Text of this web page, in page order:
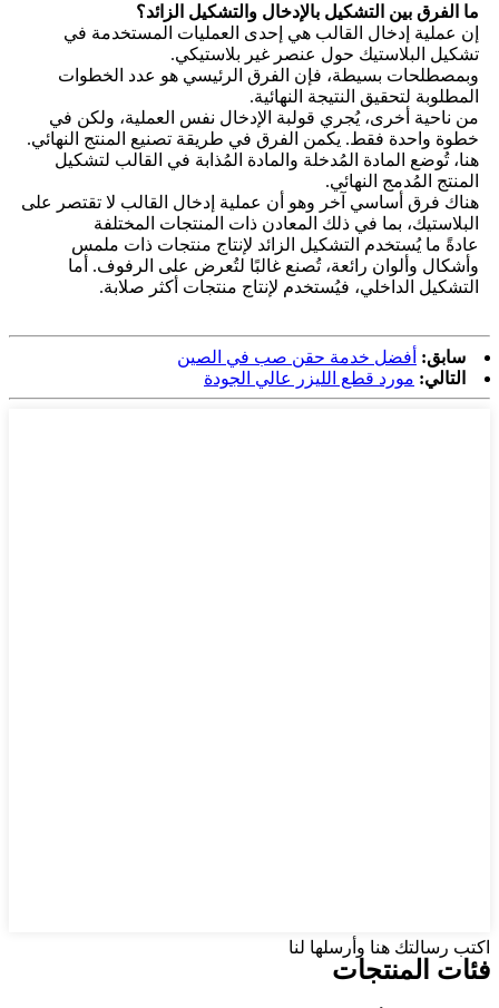
ما الفرق بين التشكيل بالإدخال والتشكيل الزائد؟
إن عملية إدخال القالب هي إحدى العمليات المستخدمة في
تشكيل البلاستيك حول عنصر غير بلاستيكي.
وبمصطلحات بسيطة، فإن الفرق الرئيسي هو عدد الخطوات
المطلوبة لتحقيق النتيجة النهائية.
من ناحية أخرى، يُجري قولبة الإدخال نفس العملية، ولكن في
خطوة واحدة فقط. يكمن الفرق في طريقة تصنيع المنتج النهائي.
هنا، تُوضع المادة المُدخلة والمادة المُذابة في القالب لتشكيل
المنتج المُدمج النهائي.
هناك فرق أساسي آخر وهو أن عملية إدخال القالب لا تقتصر على
البلاستيك، بما في ذلك المعادن ذات المنتجات المختلفة
عادةً ما يُستخدم التشكيل الزائد لإنتاج منتجات ذات ملمس
وأشكال وألوان رائعة، تُصنع غالبًا لتُعرض على الرفوف. أما
التشكيل الداخلي، فيُستخدم لإنتاج منتجات أكثر صلابة.
سابق: أفضل خدمة حقن صب في الصين
التالي: مورد قطع الليزر عالي الجودة
اكتب رسالتك هنا وأرسلها لنا
فئات المنتجات